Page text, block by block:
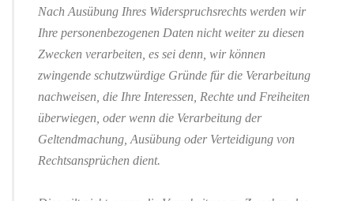
Nach Ausübung Ihres Widerspruchsrechts werden wir
Ihre personenbezogenen Daten nicht weiter zu diesen
Zwecken verarbeiten, es sei denn, wir können
zwingende schutzwürdige Gründe für die Verarbeitung
nachweisen, die Ihre Interessen, Rechte und Freiheiten
überwiegen, oder wenn die Verarbeitung der
Geltendmachung, Ausübung oder Verteidigung von
Rechtsansprüchen dient.